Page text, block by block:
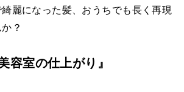
麗になった髪、おうちでも長く再現
？
美容室の仕上がり』